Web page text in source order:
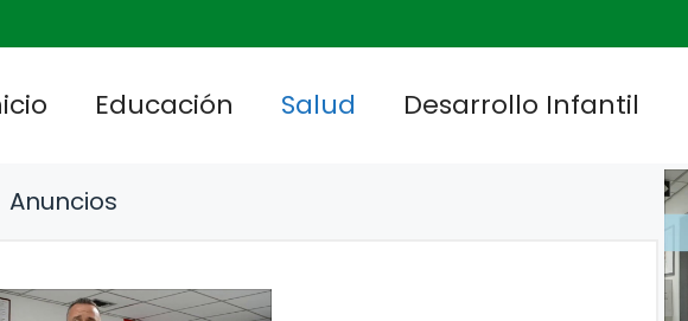
Educación Salud Desarrollo Infantil
Anuncios